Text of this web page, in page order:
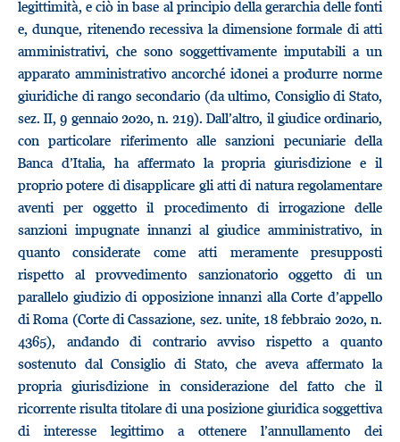
legittimità, e ciò in base al principio della gerarchia delle fonti
e, dunque, ritenendo recessiva la dimensione formale di atti
amministrativi, che sono soggettivamente imputabili a un
apparato amministrativo ancorché idonei a produrre norme
giuridiche di rango secondario (da ultimo, Consiglio di Stato,
sez. II, 9 gennaio 2020, n. 219). Dall’altro, il giudice ordinario,
con particolare riferimento alle sanzioni pecuniarie della
Banca d’Italia, ha affermato la propria giurisdizione e il
proprio potere di disapplicare gli atti di natura regolamentare
aventi per oggetto il procedimento di irrogazione delle
sanzioni impugnate innanzi al giudice amministrativo, in
quanto considerate come atti meramente presupposti
rispetto al provvedimento sanzionatorio oggetto di un
parallelo giudizio di opposizione innanzi alla Corte d’appello
di Roma (Corte di Cassazione, sez. unite, 18 febbraio 2020, n.
4365), andando di contrario avviso rispetto a quanto
sostenuto dal Consiglio di Stato, che aveva affermato la
propria giurisdizione in considerazione del fatto che il
ricorrente risulta titolare di una posizione giuridica soggettiva
di interesse legittimo a ottenere l’annullamento dei